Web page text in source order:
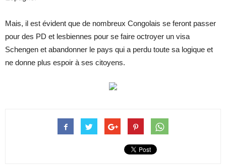
Mais, il est évident que de nombreux Congolais se feront passer
pour des PD et lesbiennes pour se faire octroyer un visa
Schengen et abandonner le pays qui a perdu toute sa logique et
ne donne plus espoir à ses citoyens.